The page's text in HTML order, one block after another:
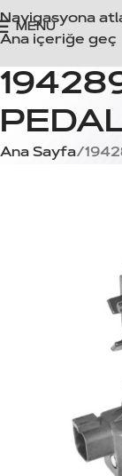
Navigasyona
Ana içeriğe geç
MENÜ
Ana Sayfa